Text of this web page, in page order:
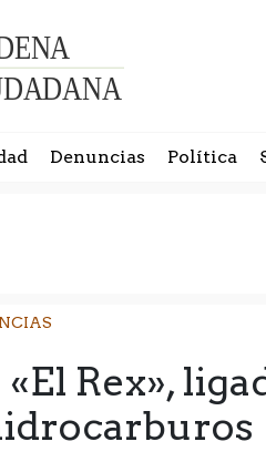
Denuncias Política
Rex»,